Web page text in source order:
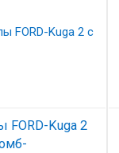
FORD-Kuga 2